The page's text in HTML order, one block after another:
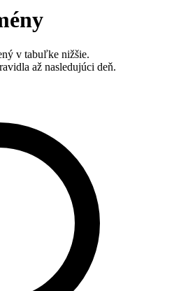
v tabuľke nižšie.
až nasledujúci deň.